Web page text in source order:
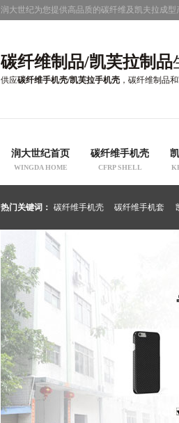
润大世纪为您提供高品质的碳纤维及凯夫拉成型
碳纤维制品/凯芙拉制品
供应碳纤维手机壳/凯芙拉手机壳 ，碳纤维制品
润大世纪首页
WINGDA HOME
碳纤维手机壳
CFRP SHELL
热门关键词： 碳纤维手机壳 碳纤维手机套